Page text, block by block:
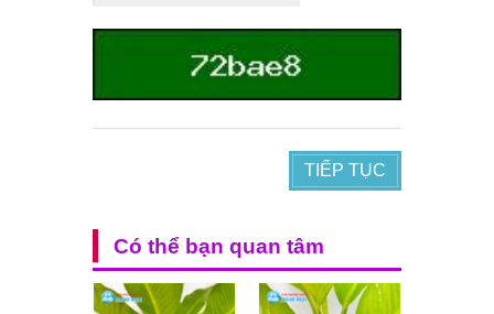
TIẾP TỤC
Có thể bạn quan tâm